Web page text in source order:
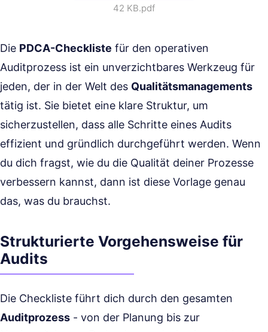
42 KB.pdf
Die PDCA-Checkliste für den operativen
Auditprozess ist ein unverzichtbares Werkzeug für
jeden, der in der Welt des Qualitätsmanagements
tätig ist. Sie bietet eine klare Struktur, um
sicherzustellen, dass alle Schritte eines Audits
effizient und gründlich durchgeführt werden. Wenn
du dich fragst, wie du die Qualität deiner Prozesse
verbessern kannst, dann ist diese Vorlage genau
das, was du brauchst.
Strukturierte Vorgehensweise für
Audits
Die Checkliste führt dich durch den gesamten
Auditprozess - von der Planung bis zur